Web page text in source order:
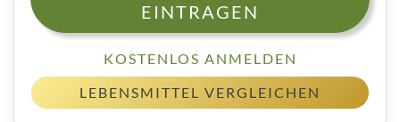
EINTRAGEN
KOSTENLOS ANMELDEN
LEBENSMITTEL VERGLEICHEN